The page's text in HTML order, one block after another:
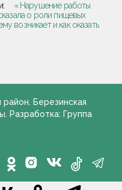
« Нарушение работы
о роли пищевых
возникает и как оказать
Березинская
Разработка: Группа